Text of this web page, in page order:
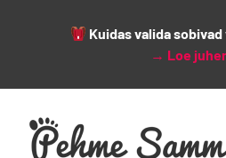
Kuidas valida
→ Loe
content